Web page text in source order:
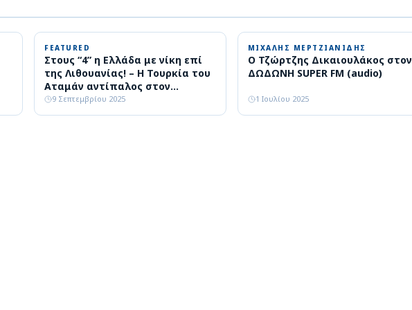
FEATURED
Στους “4” η Ελλάδα με νίκη επί
της Λιθουανίας! – Η Τουρκία του
Αταμάν αντίπαλος στον
ημιτελικό
9 Σεπτεμβρίου 2025
ΜΙΧΑΛΗΣ ΜΕΡΤΖΙΑΝΙΔΗΣ
Ο Τζώρτζης Δικαιουλάκος στον
ΔΩΔΩΝΗ SUPER FM (audio)
1 Ιουλίου 2025